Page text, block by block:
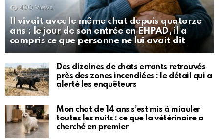
400 Views
Il vivait avec le même chat depuis quatorze
ans : le jour de son entrée en EHPAD, il a
compris ce que personne ne lui avait dit
Des dizaines de chats errants retrouvés
près des zones incendiées : le détail qui a
alerté les enquêteurs
Mon chat de 14 ans s’est mis à miauler
toutes les nuits : ce que la vétérinaire a
cherché en premier